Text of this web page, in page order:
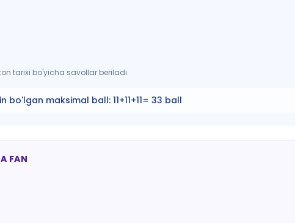
tarixi bo'yicha savollar beriladi.
bo'lgan maksimal ball: 11+11+11= 33 ball
FAN